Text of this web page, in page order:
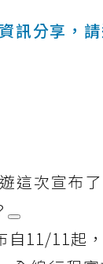
訊分享，
這次宣布
自11/11起